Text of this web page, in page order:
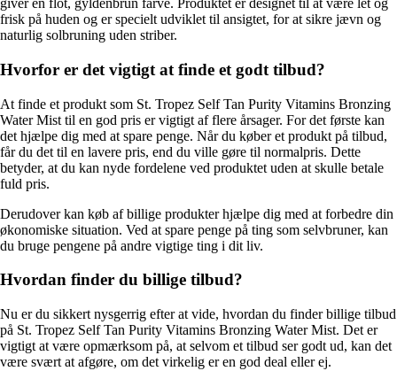
giver en flot, gyldenbrun farve. Produktet er designet til at være let og
frisk på huden og er specielt udviklet til ansigtet, for at sikre jævn og
naturlig solbruning uden striber.
Hvorfor er det vigtigt at finde et godt tilbud?
At finde et produkt som St. Tropez Self Tan Purity Vitamins Bronzing
Water Mist til en god pris er vigtigt af flere årsager. For det første kan
det hjælpe dig med at spare penge. Når du køber et produkt på tilbud,
får du det til en lavere pris, end du ville gøre til normalpris. Dette
betyder, at du kan nyde fordelene ved produktet uden at skulle betale
fuld pris.
Derudover kan køb af billige produkter hjælpe dig med at forbedre din
økonomiske situation. Ved at spare penge på ting som selvbruner, kan
du bruge pengene på andre vigtige ting i dit liv.
Hvordan finder du billige tilbud?
Nu er du sikkert nysgerrig efter at vide, hvordan du finder billige tilbud
på St. Tropez Self Tan Purity Vitamins Bronzing Water Mist. Det er
vigtigt at være opmærksom på, at selvom et tilbud ser godt ud, kan det
være svært at afgøre, om det virkelig er en god deal eller ej.